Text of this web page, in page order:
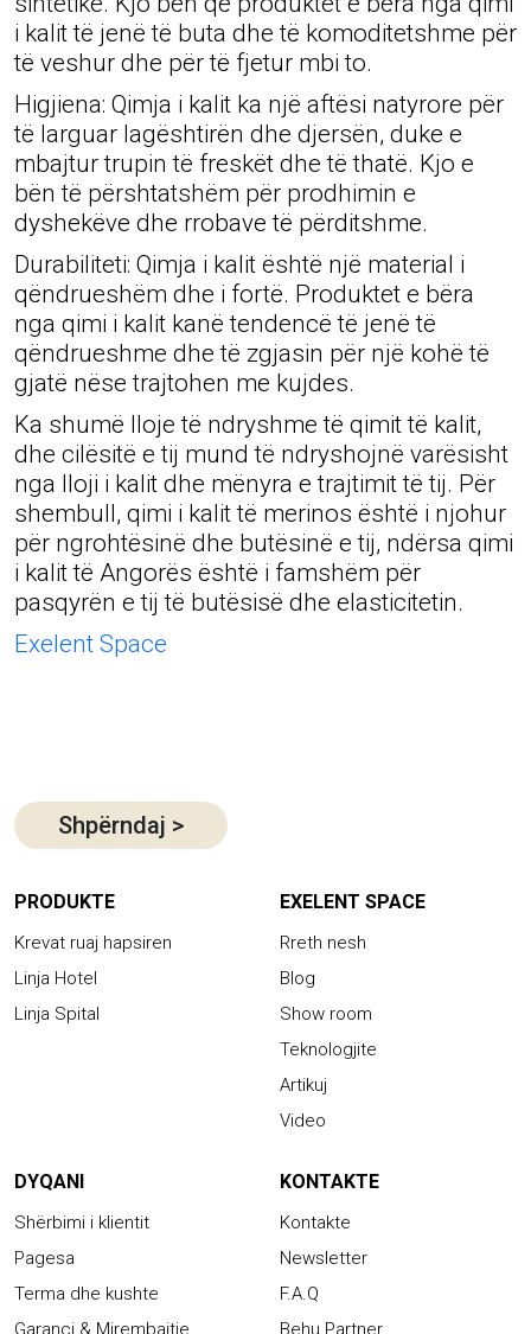
i kalit të jenë të buta dhe të komoditetshme për
të veshur dhe për të fjetur mbi to.
Higjiena: Qimja i kalit ka një aftësi natyrore për
të larguar lagështirën dhe djersën, duke e
mbajtur trupin të freskët dhe të thatë. Kjo e
bën të përshtatshëm për prodhimin e
dyshekëve dhe rrobave të përditshme.
Durabiliteti: Qimja i kalit është një material i
qëndrueshëm dhe i fortë. Produktet e bëra
nga qimi i kalit kanë tendencë të jenë të
qëndrueshme dhe të zgjasin për një kohë të
gjatë nëse trajtohen me kujdes.
Ka shumë lloje të ndryshme të qimit të kalit,
dhe cilësitë e tij mund të ndryshojnë varësisht
nga lloji i kalit dhe mënyra e trajtimit të tij. Për
shembull, qimi i kalit të merinos është i njohur
për ngrohtësinë dhe butësinë e tij, ndërsa qimi
i kalit të Angorës është i famshëm për
pasqyrën e tij të butësisë dhe elasticitetin.
Exelent Space
Shpërndaj >
PRODUKTE
Krevat ruaj hapsiren
Linja Hotel
Linja Spital
EXELENT SPACE
Rreth nesh
Blog
Show room
Teknologjite
Artikuj
Video
DYQANI
Shërbimi i klientit
Pagesa
Terma dhe kushte
Garanci & Mirembajtje
KONTAKTE
Kontakte
Newsletter
F.A.Q
Behu Partner